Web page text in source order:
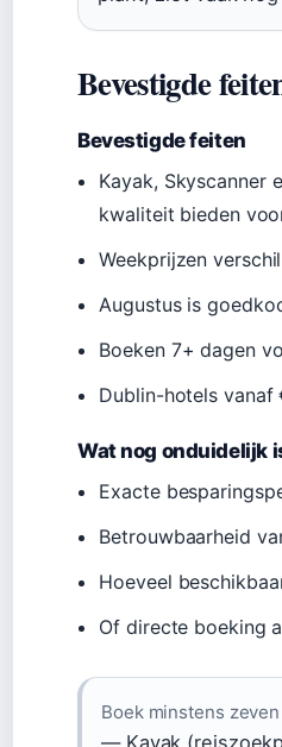
Bevestigde
Bevestigde feiten
Kayak, Skyscanner
kwaliteit bieden
Weekprijzen
Augustus is
Boeken 7+ dagen
Dublin-hotels vanaf
Wat nog onduidelijk
Exacte
Betrouwbaarheid
Hoeveel
Of directe boeking
Boek minstens
— Kayak